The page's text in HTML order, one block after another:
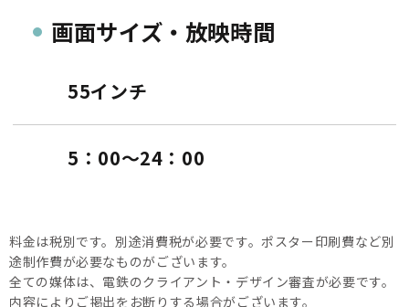
画面サイズ・放映時間
55インチ
5：00〜24：00
料金は税別です。別途消費税が必要です。ポスター印刷費など別
途制作費が必要なものがございます。
全ての媒体は、電鉄のクライアント・デザイン審査が必要です。
内容によりご掲出をお断りする場合がございます。